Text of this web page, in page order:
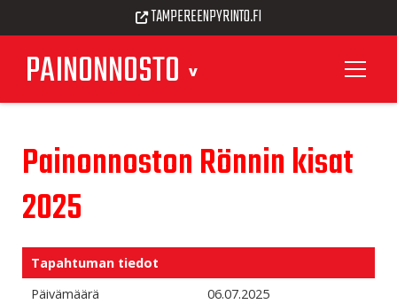
PAINONNOSTO
TAMPEREENPYRINTO.FI
Painonnoston Rönnin kisat
2025
Tapahtuman tiedot
Päivämäärä
06.07.2025